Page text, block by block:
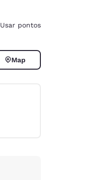
Usar pontos
Map